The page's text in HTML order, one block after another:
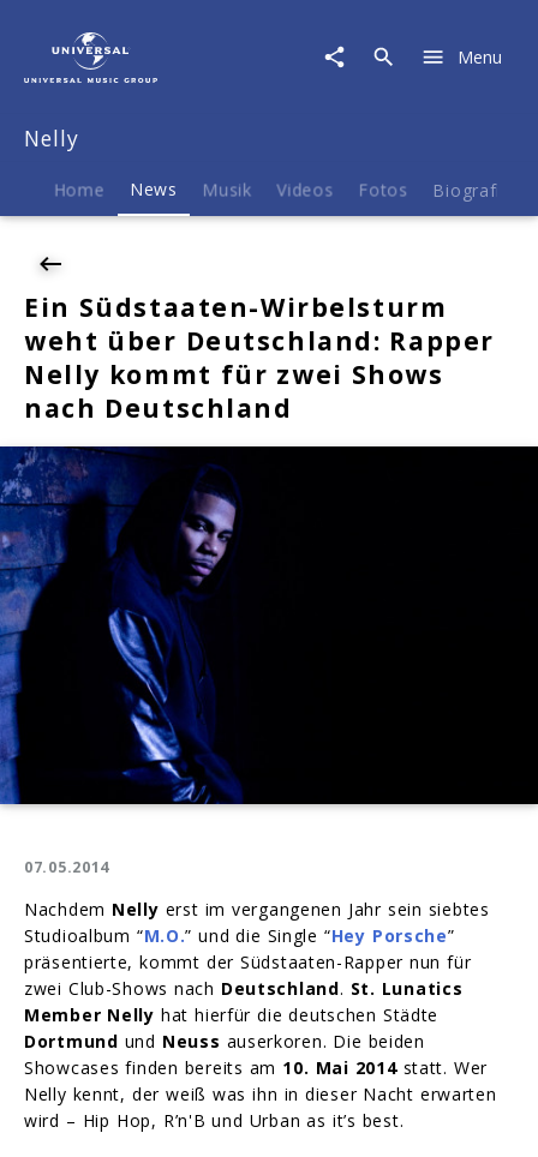
Südstaaten-
über
Rapper
kommt
für
zwei
Shows
nach
Deutschland
Menu
Nelly
Home News Musik Videos Fotos Biografie
Ein Südstaaten-Wirbelsturm
weht über Deutschland: Rapper
Nelly kommt für zwei Shows
nach Deutschland
07.05.2014
Nachdem Nelly erst im vergangenen Jahr sein siebtes
Studioalbum “M.O.” und die Single “Hey Porsche”
präsentierte, kommt der Südstaaten-Rapper nun für
zwei Club-Shows nach Deutschland. St. Lunatics
Member Nelly hat hierfür die deutschen Städte
Dortmund und Neuss auserkoren. Die beiden
Showcases finden bereits am 10. Mai 2014statt. Wer
Nelly kennt, der weiß was ihn in dieser Nacht erwarten
wird – Hip Hop, R’n'B und Urban as it’s best.